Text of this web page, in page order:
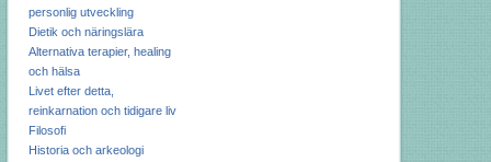
personlig utveckling
Dietik och näringslära
Alternativa terapier, healing
och hälsa
Livet efter detta,
reinkarnation och tidigare liv
Filosofi
Historia och arkeologi